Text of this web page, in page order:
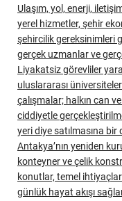
Ulaşım, yol, enerji,
yerel hizmetler, şehir
şehircilik gereksinimleri
gerçek uzmanlar ve
Liyakatsiz görevliler
uluslararası
çalışmalar; halkın can
ciddiyetle
yeri diye satılmasına
Antakya’nın yeniden
konteyner ve çelik
konutlar, temel
günlük hayat akışı